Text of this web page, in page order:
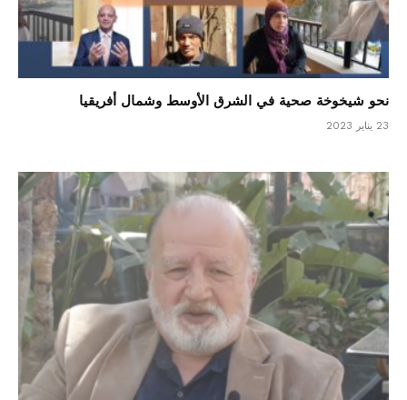
نحو شيخوخة صحية في الشرق الأوسط وشمال أفريقيا
23 يناير 2023